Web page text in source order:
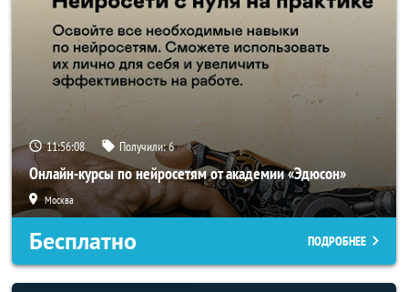
11:56:06 Получили:6
Онлайн-курсы по нейросетям от академии «Эдюсон»
Москва
Бесплатно ПОДРОБНЕЕ